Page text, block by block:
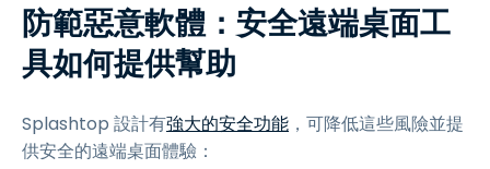
防範惡意軟體：安全遠端桌面工
具如何提供幫助
Splashtop 設計有強大的安全功能 ，可降低這些風險並提
供安全的遠端桌面體驗：